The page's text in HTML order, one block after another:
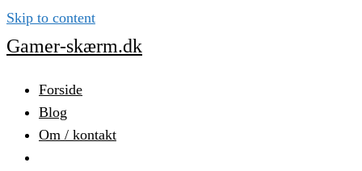
Skip to content
Gamer-skærm.dk
Forside
Blog
Om / kontakt